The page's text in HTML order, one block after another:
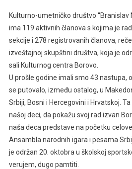
Kulturno-umetničko društvo “Branislav
ima 119 aktivnih članova s kojima je
sekcije i 278 registrovanih članova,
izveštajnoj skupštini društva, koja je
sali Kulturnog centra Borovo.
U prošle godine imali smo 43 nastupa,
se putovalo, između ostalog, u
Srbiji, Bosni i Hercegovini i Hrvatskoj.
našoj deci, da pokažu svoj rad izvan
naša deca predstave na početku
Ansambla narodnih igara i pesama
je održan 20. oktobra u školskoj
verujem, dugo pamtiti.